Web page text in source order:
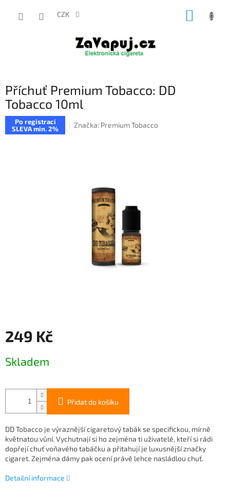
CZK
Příchuť Premium Tobacco: DD
Tobacco 10ml
Po registraci
SLEVA min. 2%
Značka: Premium Tobacco
249 Kč
cena:
Skladem
Přidat do košíku
DD Tobacco je výraznější cigaretový tabák se specifickou, mírně
květnatou vůní. Vychutnají si ho zejména ti uživatelé, kteří si rádi
dopřejí chuť voňavého tabáčku a přitahují je luxusnější značky
cigaret. Zejména dámy pak ocení právě lehce nasládlou chuť.
Detailní informace